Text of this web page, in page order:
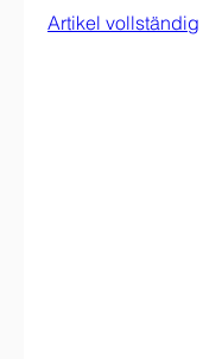
Artikel vollständig